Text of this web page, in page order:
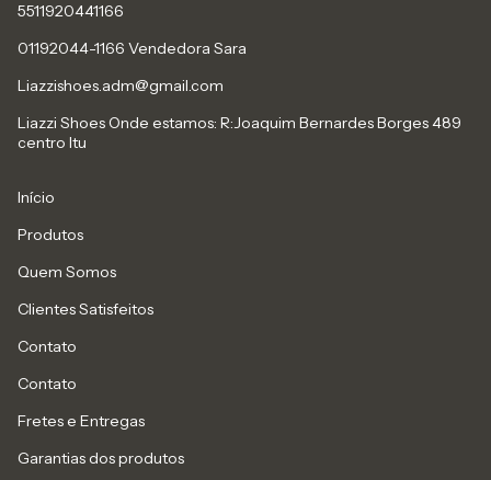
5511920441166
01192044-1166 Vendedora Sara
Liazzishoes.adm@gmail.com
Liazzi Shoes Onde estamos: R:Joaquim Bernardes Borges 489
centro Itu
Início
Produtos
Quem Somos
Clientes Satisfeitos
Contato
Contato
Fretes e Entregas
Garantias dos produtos